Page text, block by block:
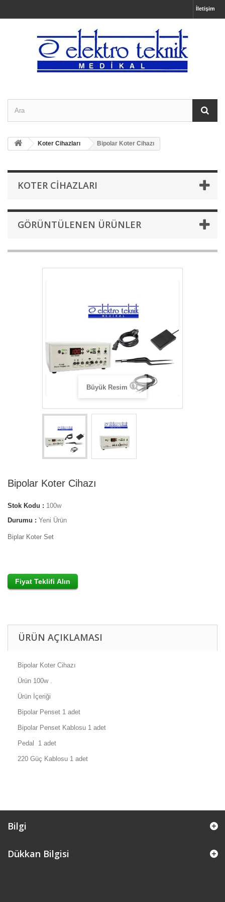
İletişim
Koter Cihazları Bipolar Koter Cihazı
KOTER CIHAZLARI
GÖRÜNTÜLENEN ÜRÜNLER
Büyük Resim
Bipolar Koter Cihazı
Stok Kodu : 100w
Durumu : Yeni Ürün
Biplar Koter Set
ÜRÜN AÇIKLAMASI
Bipolar Koter Cihazı
Ürün 100w .
Ürün İçeriği
Bipolar Penset 1 adet
Bipolar Penset Kablosu 1 adet
Pedal 1 adet
220 Güç Kablosu 1 adet
Bilgi
Dükkan Bilgisi